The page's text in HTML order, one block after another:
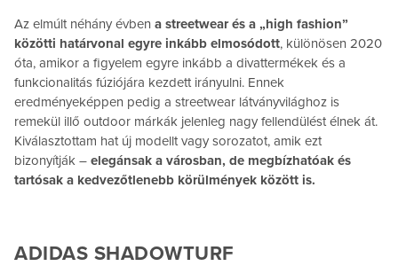
Az elmúlt néhány évben a streetwear és a „high fashion”
közötti határvonal egyre inkább elmosódott, különösen 2020
óta, amikor a figyelem egyre inkább a divattermékek és a
funkcionalitás fúziójára kezdett irányulni. Ennek
eredményeképpen pedig a streetwear látványvilághoz is
remekül illő outdoor márkák jelenleg nagy fellendülést élnek át.
Kiválasztottam hat új modellt vagy sorozatot, amik ezt
bizonyítják – elegánsak a városban, de megbízhatóak és
tartósak a kedvezőtlenebb körülmények között is.
ADIDAS SHADOWTURF